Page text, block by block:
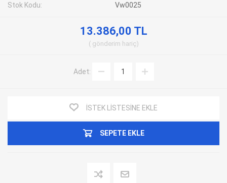
Stok Kodu: Vw0025
13.386,00 TL
gönderim hariç
Adet:
İSTEK LISTESINE EKLE
SEPETE EKLE